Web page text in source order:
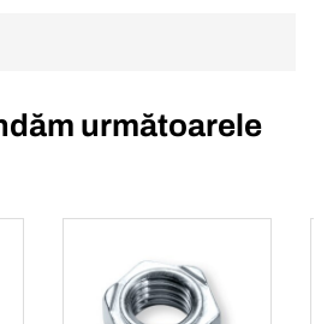
următoarele